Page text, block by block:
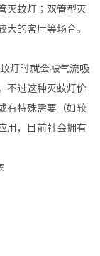
灭蚊灯；双管型灭
大的客厅等场合。
灯时就会被气流吸
不过这种灭蚊灯价
有特殊需要（如较
用，目前社会拥有